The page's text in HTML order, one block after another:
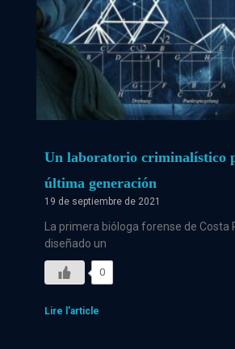
Un laboratorio criminalístico
última generación
19 de septiembre de 2021
La primera bióloga forense de Costa
diseñado un
0
Lire l'article